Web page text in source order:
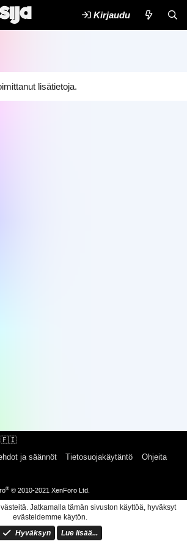
Kirjaudu
lisätietoja.
🇫🇮
ja säännöt Tietosuojakäytäntö
Ohjeita
® © 2010-2021 XenForo Ltd.
Jatkamalla tämän sivuston käyttöä, hyväksyt
evästeidemme käytön.
Hyväksyn
Lue lisää...